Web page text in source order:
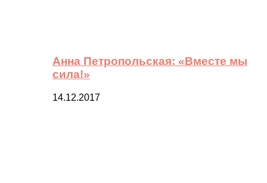
Анна Петропольская: «Вместе мы
сила!»
14.12.2017